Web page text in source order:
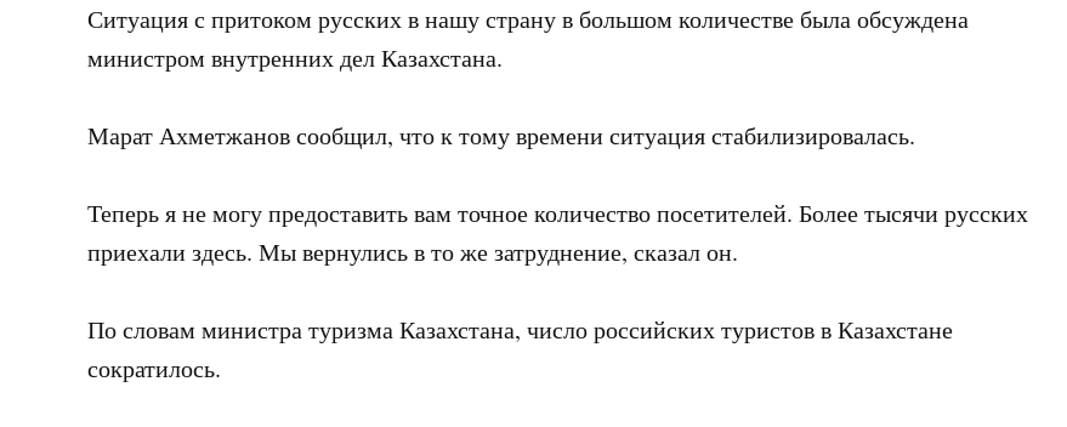
Ситуация с притоком русских в нашу страну в большом количестве была обсуждена
министром внутренних дел Казахстана.
Марат Ахметжанов сообщил, что к тому времени ситуация стабилизировалась.
Теперь я не могу предоставить вам точное количество посетителей. Более тысячи русских
приехали здесь. Мы вернулись в то же затруднение, сказал он.
По словам министра туризма Казахстана, число российских туристов в Казахстане
сократилось.